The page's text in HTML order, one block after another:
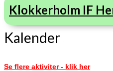
Klokkerholm IF
Kalender
Se flere aktiviter - klik her